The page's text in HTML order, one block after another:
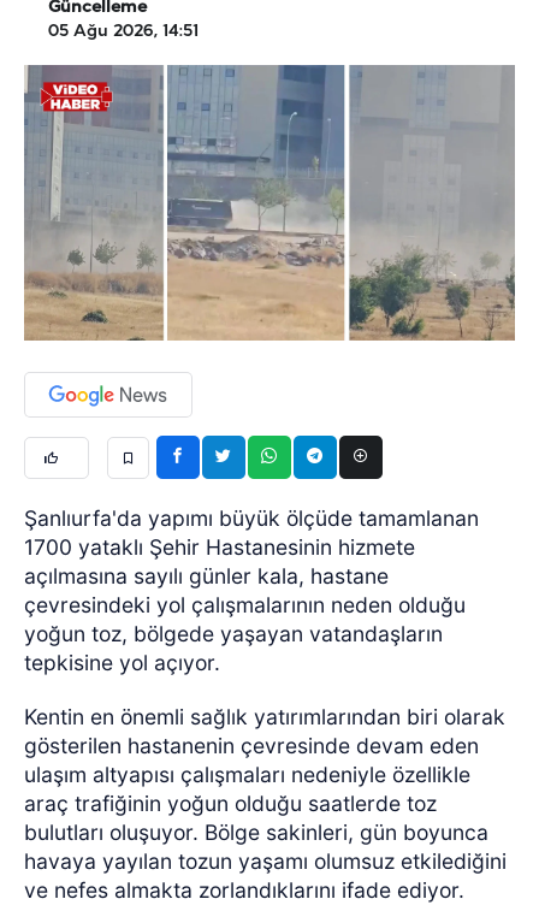
Güncelleme
05 Ağu 2026, 14:51
Şanlıurfa'da yapımı büyük ölçüde tamamlanan
1700 yataklı Şehir Hastanesinin hizmete
açılmasına sayılı günler kala, hastane
çevresindeki yol çalışmalarının neden olduğu
yoğun toz, bölgede yaşayan vatandaşların
tepkisine yol açıyor.
Kentin en önemli sağlık yatırımlarından biri olarak
gösterilen hastanenin çevresinde devam eden
ulaşım altyapısı çalışmaları nedeniyle özellikle
araç trafiğinin yoğun olduğu saatlerde toz
bulutları oluşuyor. Bölge sakinleri, gün boyunca
havaya yayılan tozun yaşamı olumsuz etkilediğini
ve nefes almakta zorlandıklarını ifade ediyor.